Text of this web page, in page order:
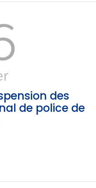
des
de police de